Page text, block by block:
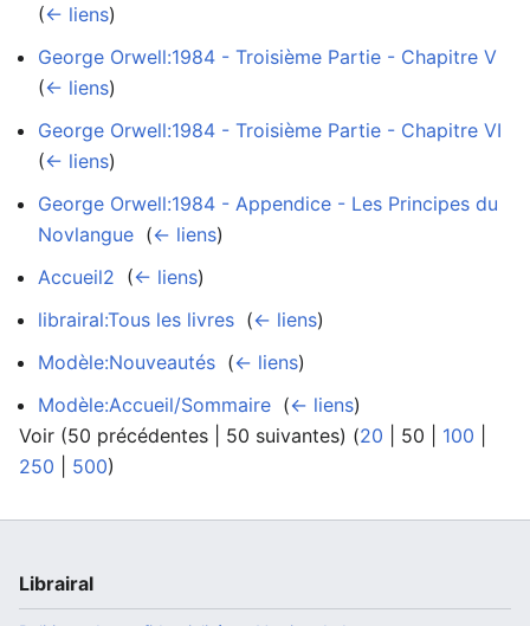
(← liens)
George Orwell:1984 - Troisième Partie - Chapitre V
(← liens)
George Orwell:1984 - Troisième Partie - Chapitre VI
(← liens)
George Orwell:1984 - Appendice - Les Principes du
Novlangue (← liens)
Accueil2 (← liens)
librairal:Tous les livres (← liens)
Modèle:Nouveautés (← liens)
Modèle:Accueil/Sommaire (← liens)
Voir (50 précédentes 50 suivantes) (20 50 100
250
500)
Librairal